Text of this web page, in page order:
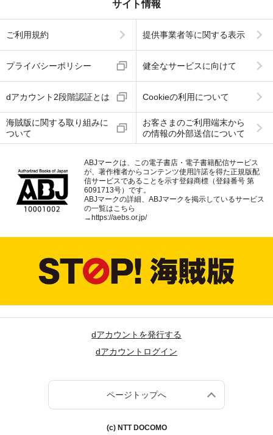
サイト情報
ご利用規約 提供事業者等に関する表示
プライバシーポリシー 健全なサービスに向けて
dアカウント2段階認証とは Cookieの利用について
海賊版に関する取り組みに
ついて
お客さまのご利用端末から
の情報の外部送信について
ABJマークは、この電子書店・電子書籍配信サービス
が、著作権者からコンテンツ使用許諾を得た正規版配
信サービスであることを示す登録商標（登録番号 第
6091713号）です。
ABJマークの詳細、ABJマークを掲示しているサービス
の一覧はこちら
→ https://aebs.or.jp/
dアカウントを発行する
dアカウントログイン
ページトップへ
(c) NTT DOCOMO